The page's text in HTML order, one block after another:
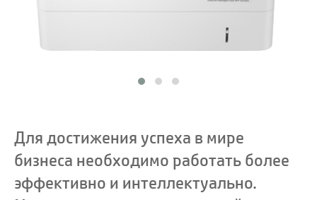
Для достижения успеха в мире
бизнеса необходимо работать более
эффективно и интеллектуально.